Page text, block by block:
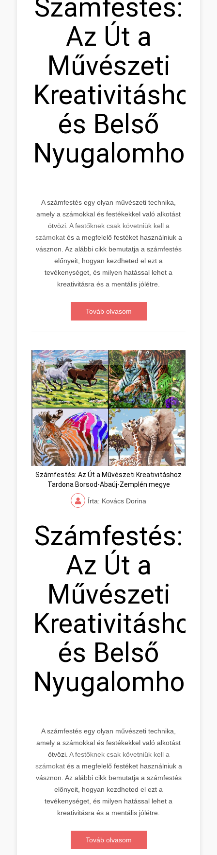
Számfestés:
Az Út a
Művészeti
Kreativitáshoz
és Belső
Nyugalomhoz
A számfestés egy olyan művészeti technika,
amely a számokkal és festékekkel való alkotást
ötvözi. A festőknek csak követniük kell a
számokatés a megfelelő festéket használniuk a
vásznon. Az alábbi cikk bemutatja a számfestés
előnyeit, hogyan kezdheted el ezt a
tevékenységet, és milyen hatással lehet a
kreativitásra és a mentális jólétre.
Továb olvasom
Számfestés: Az Út a Művészeti Kreativitáshoz
Tardona Borsod-Abaúj-Zemplén megye
Írta: Kovács Dorina
Számfestés:
Az Út a
Művészeti
Kreativitáshoz
és Belső
Nyugalomhoz
A számfestés egy olyan művészeti technika,
amely a számokkal és festékekkel való alkotást
ötvözi. A festőknek csak követniük kell a
számokatés a megfelelő festéket használniuk a
vásznon. Az alábbi cikk bemutatja a számfestés
előnyeit, hogyan kezdheted el ezt a
tevékenységet, és milyen hatással lehet a
kreativitásra és a mentális jólétre.
Továb olvasom